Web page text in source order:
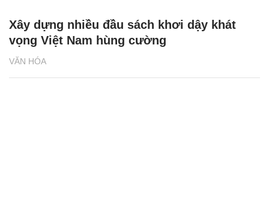
VĂN HÓA
Xây dựng nhiều đầu sách khơi dậy khát
vọng Việt Nam hùng cường